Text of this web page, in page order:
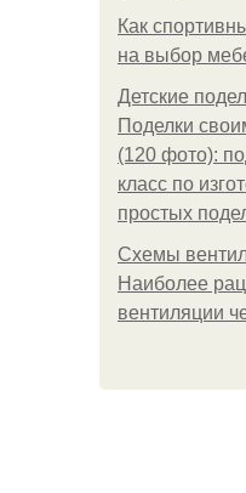
Как
на выбор
Детские
Поделки
(120 фото):
класс по
простых
Схемы
Наиболее
вентиляции